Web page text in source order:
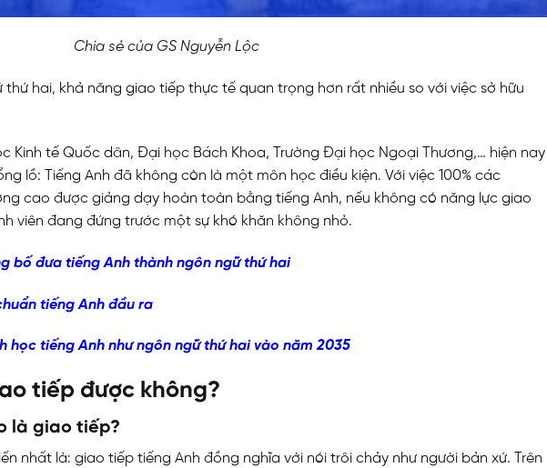
Chia sẻ của GS Nguyễn Lộc
thứ hai, khả năng giao tiếp thực tế quan trọng hơn rất nhiều so với việc sở hữu
Kinh tế Quốc dân, Đại học Bách Khoa, Trường Đại học Ngoại Thương,… hiện nay
lồ: Tiếng Anh đã không còn là một môn học điều kiện. Với việc 100% các
cao được giảng dạy hoàn toàn bằng tiếng Anh, nếu không có năng lực giao
viên đang đứng trước một sự khó khăn không nhỏ.
bố đưa tiếng Anh thành ngôn ngữ thứ hai
tiếng Anh đầu ra
học tiếng Anh như ngôn ngữ thứ hai vào năm 2035
tiếp được không?
là giao tiếp?
nhất là: giao tiếp tiếng Anh đồng nghĩa với nói trôi chảy như người bản xứ. Trên